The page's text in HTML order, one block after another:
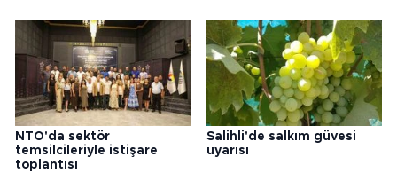
NTO'da sektör
temsilcileriyle istişare
toplantısı
Salihli'de salkım güvesi
uyarısı